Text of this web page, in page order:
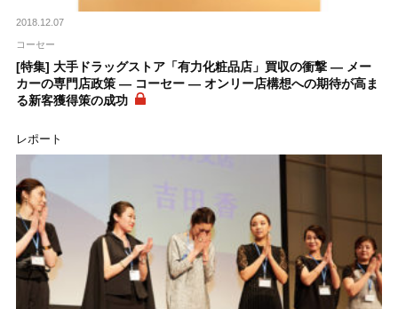
2018.12.07
コーセー
[特集] 大手ドラッグストア「有力化粧品店」買収の衝撃 ― メー
カーの専門店政策 ― コーセー ― オンリー店構想への期待が高ま
る新客獲得策の成功
レポート